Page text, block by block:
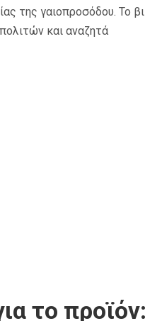
της γαιοπροσόδου. Το
και αναζητά
το προϊόν: